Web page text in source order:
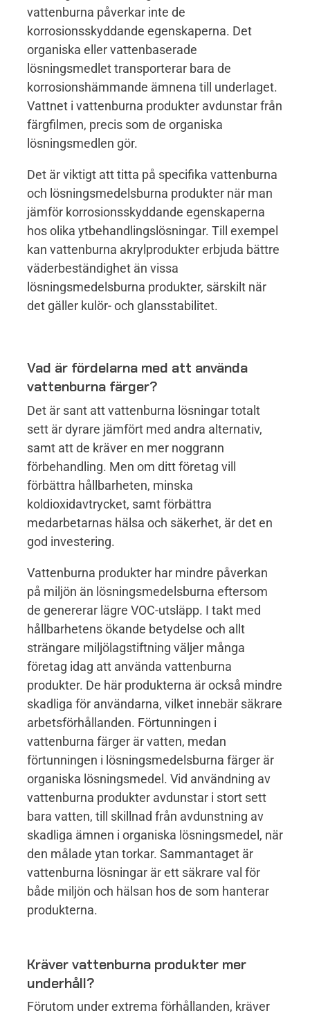
vattenburna påverkar inte de
korrosionsskyddande egenskaperna. Det
organiska eller vattenbaserade
lösningsmedlet transporterar bara de
korrosionshämmande ämnena till underlaget.
Vattnet i vattenburna produkter avdunstar från
färgfilmen, precis som de organiska
lösningsmedlen gör.
Det är viktigt att titta på specifika vattenburna
och lösningsmedelsburna produkter när man
jämför korrosionsskyddande egenskaperna
hos olika ytbehandlingslösningar. Till exempel
kan vattenburna akrylprodukter erbjuda bättre
väderbeständighet än vissa
lösningsmedelsburna produkter, särskilt när
det gäller kulör- och glansstabilitet.
Vad är fördelarna med att använda
vattenburna färger?
Det är sant att vattenburna lösningar totalt
sett är dyrare jämfört med andra alternativ,
samt att de kräver en mer noggrann
förbehandling. Men om ditt företag vill
förbättra hållbarheten, minska
koldioxidavtrycket, samt förbättra
medarbetarnas hälsa och säkerhet, är det en
god investering.
Vattenburna produkter har mindre påverkan
på miljön än lösningsmedelsburna eftersom
de genererar lägre VOC-utsläpp. I takt med
hållbarhetens ökande betydelse och allt
strängare miljölagstiftning väljer många
företag idag att använda vattenburna
produkter. De här produkterna är också mindre
skadliga för användarna, vilket innebär säkrare
arbetsförhållanden. Förtunningen i
vattenburna färger är vatten, medan
förtunningen i lösningsmedelsburna färger är
organiska lösningsmedel. Vid användning av
vattenburna produkter avdunstar i stort sett
bara vatten, till skillnad från avdunstning av
skadliga ämnen i organiska lösningsmedel, när
den målade ytan torkar. Sammantaget är
vattenburna lösningar är ett säkrare val för
både miljön och hälsan hos de som hanterar
produkterna.
Kräver vattenburna produkter mer
underhåll?
Förutom under extrema förhållanden, kräver